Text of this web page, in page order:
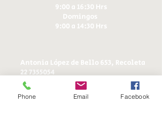
9:00 a 16:30 Hrs
Domingos
9:00 a 14:30 Hrs
Antonia López de Bello 653, Recoleta
22 7355054
22 7375725
+56 9 75224598
ducereposteria@gmail.com
Phone Email Facebook